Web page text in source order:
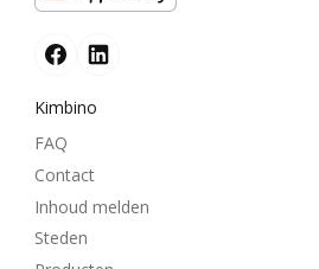
Kimbino
FAQ
Contact
Inhoud melden
Steden